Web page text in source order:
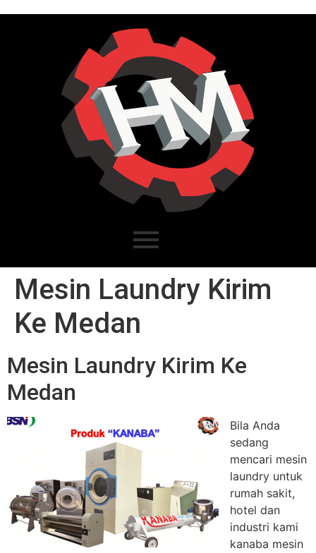
Mesin Laundry Kirim
Ke Medan
Mesin Laundry Kirim Ke
Medan
Bila Anda
sedang
mencari mesin
laundry untuk
rumah sakit,
hotel dan
industri kami
kanaba mesin